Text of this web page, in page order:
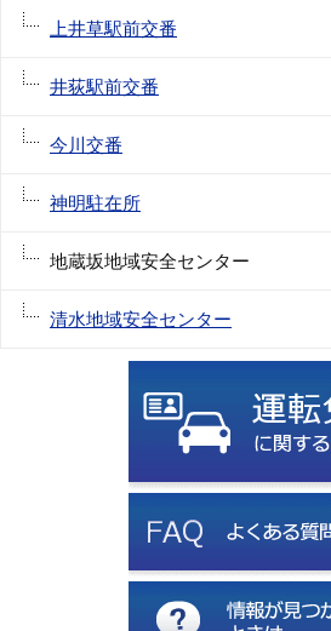
上井草駅前交番
井荻駅前交番
今川交番
神明駐在所
地蔵坂地域安全センター
清水地域安全センター